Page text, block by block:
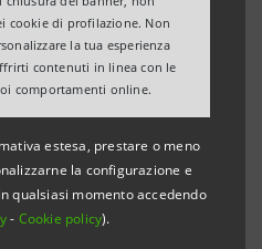
cookie di profilazione. Non
la tua esperienza
contenuti in linea con le
comportamenti online.
estesa, prestare o meno
la configurazione e
qualsiasi momento accedendo
- Cookie policy).
STÀLTERI OMAGGIA
IN MUSICA
alle 17 30il pianista,
tra gli altri di Rino
d’Italia - Vicenza, museo